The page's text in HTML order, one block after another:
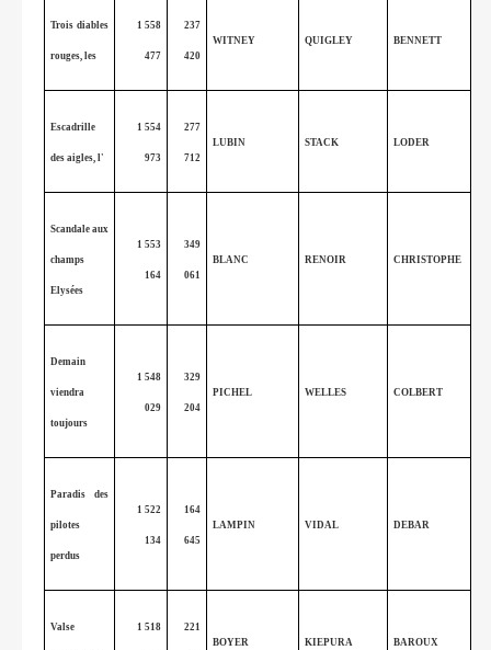
Trois diables
rouges, les
1 558
477
237
420
WITNEY QUIGLEY BENNETT
Escadrille
des aigles, l'
1 554
973
277
712
LUBIN STACK LODER
Scandale aux
champs
Elysées
1 553
164
349
061
BLANC RENOIR CHRISTOPHE
Demain
viendra
toujours
1 548
029
329
204
PICHEL WELLES COLBERT
Paradis des
pilotes
perdus
1 522
134
164
645
LAMPIN VIDAL DEBAR
Valse 1 518 221
BOYER KIEPURA BAROUX